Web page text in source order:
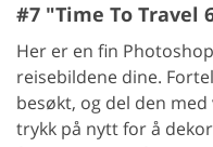
#7 "Time To Travel
Her er en fin
reisebildene dine.
besøkt, og del den
trykk på nytt for å